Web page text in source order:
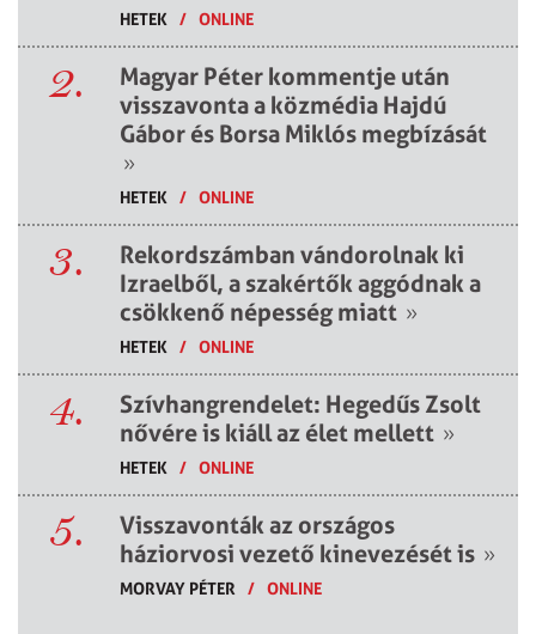
HETEK / ONLINE
2.
Magyar Péter kommentje után
visszavonta a közmédia Hajdú
Gábor és Borsa Miklós megbízását
»
HETEK / ONLINE
3.
Rekordszámban vándorolnak ki
Izraelből, a szakértők aggódnak a
csökkenő népesség miatt »
HETEK / ONLINE
4.
Szívhangrendelet: Hegedűs Zsolt
nővére is kiáll az élet mellett »
HETEK / ONLINE
5.
Visszavonták az országos
háziorvosi vezető kinevezését is »
MORVAY PÉTER / ONLINE